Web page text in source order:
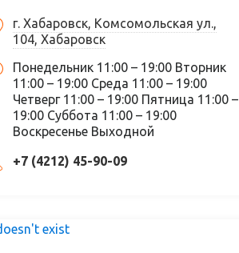
г. Хабаровск, Комсомольская ул.,
104, Хабаровск
Понедельник 11:00 – 19:00 Вторник
11:00 – 19:00 Среда 11:00 – 19:00
Четверг 11:00 – 19:00 Пятница 11:00 –
19:00 Суббота 11:00 – 19:00
Воскресенье Выходной
+7 (4212) 45-90-09
exist